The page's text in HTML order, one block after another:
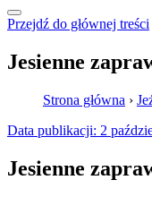
Przejdź do głównej treści
Jesienne
Strona główna ›
Data publikacji: 2
Jesienne